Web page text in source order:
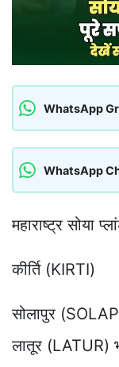
WhatsApp
WhatsApp
महाराष्ट्र सोया
कीर्ति (KIRTI)
सोलापुर
लातूर (LATUR)